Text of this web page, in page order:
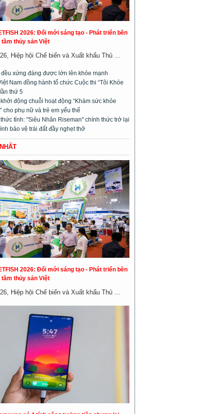
2026: Đổi mới sáng tạo - Phát triển bền
thủy sản Việt
Hiệp hội Chế biến và Xuất khẩu Thủ ...
đều xứng đáng được lớn lên khỏe mạnh
Nam đồng hành tổ chức Cuộc thi “Tôi Khỏe
thứ 5
động chuỗi hoạt động “Khám sức khỏe
cho phụ nữ và trẻ em yếu thế
tỉnh: "Siêu Nhân Riseman" chính thức trở lại
bảo vệ trái đất đầy nghẹt thở
2026: Đổi mới sáng tạo - Phát triển bền
thủy sản Việt
Hiệp hội Chế biến và Xuất khẩu Thủ ...